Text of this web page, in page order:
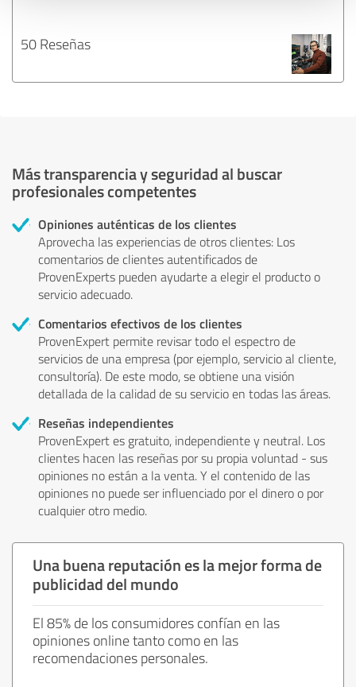
50 Reseñas
Más transparencia y seguridad al buscar
profesionales competentes
Opiniones auténticas de los clientes
Aprovecha las experiencias de otros clientes: Los
comentarios de clientes autentificados de
ProvenExperts pueden ayudarte a elegir el producto o
servicio adecuado.
Comentarios efectivos de los clientes
ProvenExpert permite revisar todo el espectro de
servicios de una empresa (por ejemplo, servicio al cliente,
consultoría). De este modo, se obtiene una visión
detallada de la calidad de su servicio en todas las áreas.
Reseñas independientes
ProvenExpert es gratuito, independiente y neutral. Los
clientes hacen las reseñas por su propia voluntad - sus
opiniones no están a la venta. Y el contenido de las
opiniones no puede ser influenciado por el dinero o por
cualquier otro medio.
Una buena reputación es la mejor forma de
publicidad del mundo
El 85% de los consumidores confían en las
opiniones online tanto como en las
recomendaciones personales.